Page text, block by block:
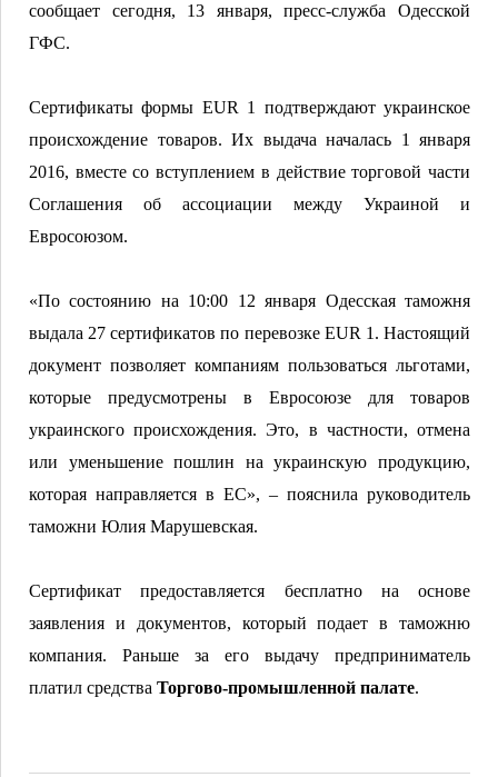
сообщает сегодня, 13 января, пресс-служба Одесской
ГФС.
Сертификаты формы EUR 1 подтверждают украинское
происхождение товаров. Их выдача началась 1 января
2016, вместе со вступлением в действие торговой части
Соглашения об ассоциации между Украиной и
Евросоюзом.
«По состоянию на 10:00 12 января Одесская таможня
выдала 27 сертификатов по перевозке EUR 1. Настоящий
документ позволяет компаниям пользоваться льготами,
которые предусмотрены в Евросоюзе для товаров
украинского происхождения. Это, в частности, отмена
или уменьшение пошлин на украинскую продукцию,
которая направляется в ЕС», – пояснила руководитель
таможни Юлия Марушевская.
Сертификат предоставляется бесплатно на основе
заявления и документов, который подает в таможню
компания. Раньше за его выдачу предприниматель
платил средства Торгово-промышленной палате.